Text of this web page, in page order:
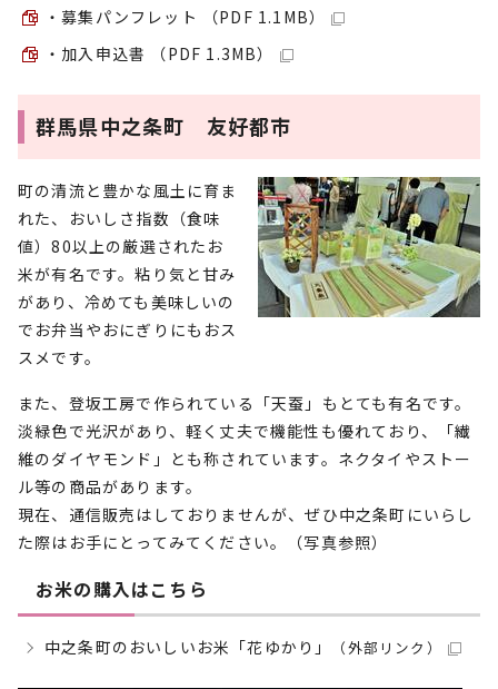
・募集パンフレット （PDF 1.1MB）
・加入申込書 （PDF 1.3MB）
群馬県中之条町 友好都市
町の清流と豊かな風土に育ま
れた、おいしさ指数（食味
値）80以上の厳選されたお
米が有名です。粘り気と甘み
があり、冷めても美味しいの
でお弁当やおにぎりにもおス
スメです。
また、登坂工房で作られている「天蚕」もとても有名です。
淡緑色で光沢があり、軽く丈夫で機能性も優れており、「繊
維のダイヤモンド」とも称されています。ネクタイやストー
ル等の商品があります。
現在、通信販売はしておりませんが、ぜひ中之条町にいらし
た際はお手にとってみてください。（写真参照）
お米の購入はこちら
中之条町のおいしいお米「花ゆかり」 （外部リンク）